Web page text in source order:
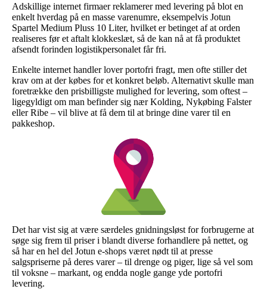
Adskillige internet firmaer reklamerer med levering på blot en
enkelt hverdag på en masse varenumre, eksempelvis Jotun
Spartel Medium Pluss 10 Liter, hvilket er betinget af at orden
realiseres før et aftalt klokkeslæt, så de kan nå at få produktet
afsendt forinden logistikpersonalet får fri.
Enkelte internet handler lover portofri fragt, men ofte stiller det
krav om at der købes for et konkret beløb. Alternativt skulle man
foretrække den prisbilligste mulighed for levering, som oftest –
ligegyldigt om man befinder sig nær Kolding, Nykøbing Falster
eller Ribe – vil blive at få dem til at bringe dine varer til en
pakkeshop.
Det har vist sig at være særdeles gnidningsløst for forbrugerne at
søge sig frem til priser i blandt diverse forhandlere på nettet, og
så har en hel del Jotun e-shops været nødt til at presse
salgspriserne på deres varer – til drenge og piger, lige så vel som
til voksne – markant, og endda nogle gange yde portofri
levering.